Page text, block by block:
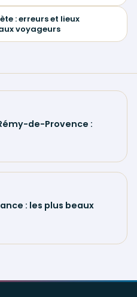
: erreurs et lieux
voyageurs
de-Provence :
: les plus beaux